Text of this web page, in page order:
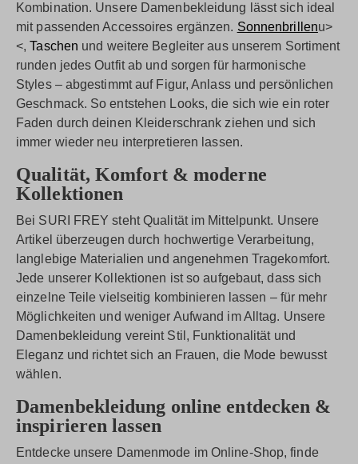
Kombination. Unsere Damenbekleidung lässt sich ideal
mit passenden Accessoires ergänzen. Sonnenbrillenu>
<,Taschen und weitere Begleiter aus unserem Sortiment
runden jedes Outfit ab und sorgen für harmonische
Styles – abgestimmt auf Figur, Anlass und persönlichen
Geschmack. So entstehen Looks, die sich wie ein roter
Faden durch deinen Kleiderschrank ziehen und sich
immer wieder neu interpretieren lassen.
Qualität, Komfort & moderne
Kollektionen
Bei SURI FREY steht Qualität im Mittelpunkt. Unsere
Artikel überzeugen durch hochwertige Verarbeitung,
langlebige Materialien und angenehmen Tragekomfort.
Jede unserer Kollektionen ist so aufgebaut, dass sich
einzelne Teile vielseitig kombinieren lassen – für mehr
Möglichkeiten und weniger Aufwand im Alltag. Unsere
Damenbekleidung vereint Stil, Funktionalität und
Eleganz und richtet sich an Frauen, die Mode bewusst
wählen.
Damenbekleidung online entdecken &
inspirieren lassen
Entdecke unsere Damenmode im Online-Shop, finde